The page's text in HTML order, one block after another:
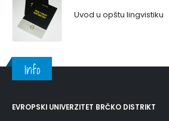
Uvod u opštu lingvistiku
Info
EVROPSKI UNIVERZITET BRČKO DISTRIKT